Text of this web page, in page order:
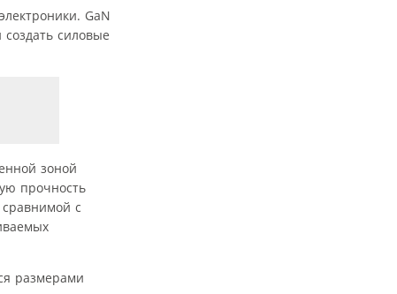
GaN
силовые
зоной
прочность
с
размерами